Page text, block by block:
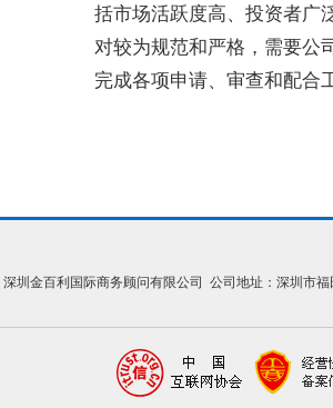
括市场活跃度高、投资者广
对较为规范和严格，需要公
完成各项申请、审查和配合
深圳金百利国际商务顾问有限公司 公司地址：深圳市